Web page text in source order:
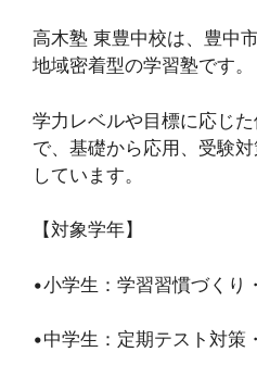
高木塾 東豊中校は、豊中
地域密着型の学習塾です。
学力レベルや目標に応じ
で、基礎から応用、受験
しています。
【対象学年】
•小学生：学習習慣づくり
•中学生：定期テスト対策